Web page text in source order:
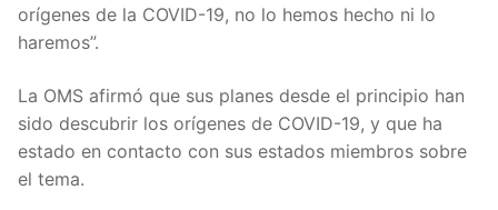
orígenes de la COVID-19, no lo hemos hecho ni lo
haremos”.
La OMS afirmó que sus planes desde el principio han
sido descubrir los orígenes de COVID-19, y que ha
estado en contacto con sus estados miembros sobre
el tema.